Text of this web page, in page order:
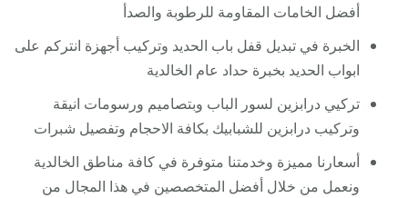
أفضل الخامات المقاومة للرطوبة والصدأ
الخبرة في تبديل قفل باب الحديد وتركيب أجهزة انتركم على
ابواب الحديد بخبرة حداد عام الخالدية
تركيي درابزين لسور الباب وبتصاميم ورسومات انيقة
وتركيب درابزين للشبابيك بكافة الاحجام وتفصيل شبرات
أسعارنا مميزة وخدمتنا متوفرة في كافة مناطق الخالدية
ونعمل من خلال أفضل المتخصصين في هذا المجال من